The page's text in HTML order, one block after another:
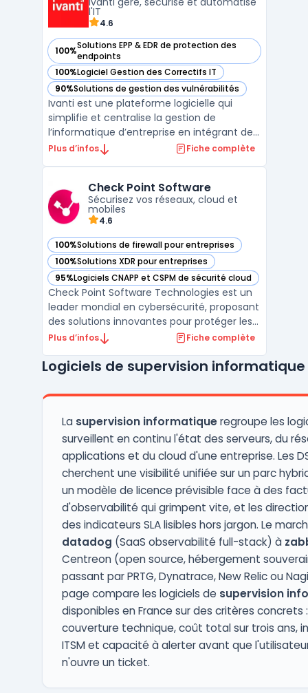
l'IT
4.6
100%Solutions EPP & EDR de protection des
endpoints
— voir Ivanti dans cette catégorie
100%Logiciel Gestion des Correctifs IT
— voir Ivanti dans cette catégorie
90%Solutions de gestion des vulnérabilités
— voir Ivanti dans cette catégorie
Ivanti est une plateforme logicielle qui
simplifie et centralise la gestion de
l’informatique d’entreprise en intégrant des
outils pour la gestion des terminaux, la
répondre aux besoins des organisations
modernes, Ivanti a ...
Plus d’infos Fiche complète
Check Point Software
Sécurisez vos réseaux, cloud et
mobiles
4.6
100%Solutions de firewall pour entreprises
— voir Check Point Software dans cette catégorie
100%Solutions XDR pour entreprises
— voir Check Point Software dans cette catégorie
95%Logiciels CNAPP et CSPM de sécurité cloud
— voir Check Point Software dans cette catégorie
Check Point Software Technologies est un
leader mondial en cybersécurité, proposant
des solutions innovantes pour protéger les
entreprises contre les cybermenaces de
approche intégrée, Check Point offre une
cloud, et les appa ...
Plus d’infos Fiche complète
Logiciels de supervision informatique
La supervision informatiqueregroupe les
surveillent en continu l'état des serveurs, du
applications et du cloud d'une entreprise. Les
cherchent une visibilité unifiée sur un parc
un modèle de licence prévisible face à des
d'observabilité qui grimpent vite, et les
des indicateurs SLA lisibles hors jargon. Le
datadog (SaaS observabilité full-stack) à
Centreon (open source, hébergement
passant par PRTG, Dynatrace, New Relic ou
page compare les logiciels de supervision
disponibles en France sur des critères concrets :
couverture technique, coût total sur trois ans,
ITSM et capacité à alerter avant que
n'ouvre un ticket.